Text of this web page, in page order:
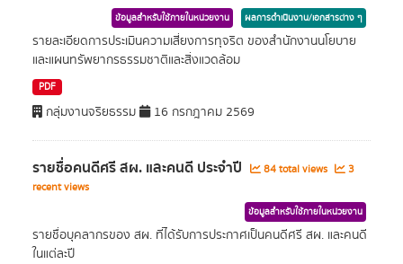
ข้อมูลสำหรับใช้ภายในหน่วยงาน ผลการดำเนินงาน/เอกสารต่าง ๆ
รายละเอียดการประเมินความเสี่ยงการทุจริต ของสำนักงานนโยบาย
และแผนทรัพยากรธรรมชาติและสิ่งแวดล้อม
PDF
กลุ่มงานจริยธรรม 16 กรกฎาคม 2569
รายชื่อคนดีศรี สผ. และคนดี ประจำปี 84 total views
3
recent views
ข้อมูลสำหรับใช้ภายในหน่วยงาน
รายชื่อบุคลากรของ สผ. ที่ได้รับการประกาศเป็นคนดีศรี สผ. และคนดี
ในแต่ละปี